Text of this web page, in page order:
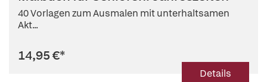
40 Vorlagen zum Ausmalen mit unterhaltsamen
Akt...
14,95 €*
Details